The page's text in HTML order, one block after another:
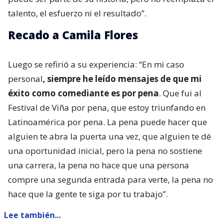
talento, el esfuerzo ni el resultado”.
Recado a Camila Flores
Luego se refirió a su experiencia: “En mi caso
personal, siempre he leído mensajes de que mi
éxito como comediante es por pena. Que fui al
Festival de Viña por pena, que estoy triunfando en
Latinoamérica por pena. La pena puede hacer que
alguien te abra la puerta una vez, que alguien te dé
una oportunidad inicial, pero la pena no sostiene
una carrera, la pena no hace que una persona
compre una segunda entrada para verte, la pena no
hace que la gente te siga por tu trabajo”.
Lee también...